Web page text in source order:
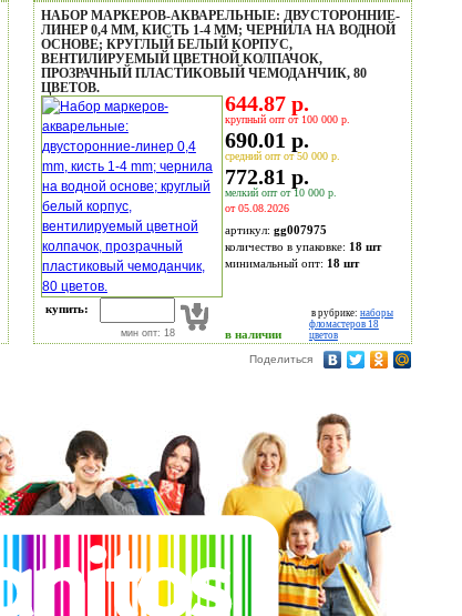
НАБОР МАРКЕРОВ-АКВАРЕЛЬНЫЕ: ДВУСТОРОННИЕ-
ЛИНЕР 0,4 MM, КИСТЬ 1-4 MM; ЧЕРНИЛА НА ВОДНОЙ
ОСНОВЕ; КРУГЛЫЙ БЕЛЫЙ КОРПУС,
ВЕНТИЛИРУЕМЫЙ ЦВЕТНОЙ КОЛПАЧОК,
ПРОЗРАЧНЫЙ ПЛАСТИКОВЫЙ ЧЕМОДАНЧИК, 80
ЦВЕТОВ.
купить:
мин опт: 18
644.87 р.
крупный опт от 100 000 р.
690.01 р.
средний опт от 50 000 р.
772.81 р.
мелкий опт от 10 000 р.
от 05.08.2026
артикул: gg007975
количество в упаковке: 18 шт
минимальный опт: 18 шт
в наличии
в рубрике: наборы
фломастеров 18
цветов
Поделиться